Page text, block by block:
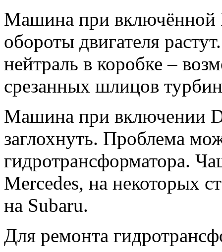
Машина при включённой
обороты двигателя
нейтраль в коробке –
срезанных шлицов
Машина при включении D
заглохнуть. Проблема
гидротрансформатора.
Mercedes, на некоторых
на Subaru.
Для ремонта